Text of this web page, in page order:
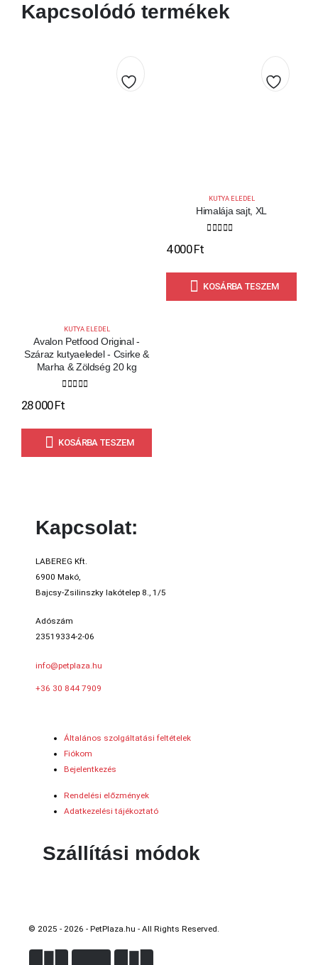
Kapcsolódó termékek
KUTYA ELEDEL
Avalon Petfood Original -
Száraz kutyaeledel - Csirke &
Marha & Zöldség 20 kg
28 000Ft
KOSÁRBA TESZEM
KUTYA ELEDEL
Himalája sajt, XL
4 000Ft
KOSÁRBA TESZEM
Kapcsolat:
LABEREG Kft.
6900 Makó,
Bajcsy-Zsilinszky lakótelep 8., 1/5
Adószám
23519334-2-06
info@petplaza.hu
+36 30 844 7909
Általános szolgáltatási feltételek
Fiókom
Bejelentkezés
Rendelési előzmények
Adatkezelési tájékoztató
Szállítási módok
© 2025 - 2026 - PetPlaza.hu - All Rights Reserved.